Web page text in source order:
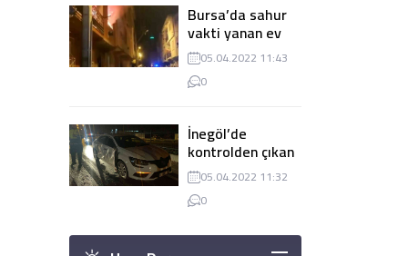
Bursa’da sahur
vakti yanan ev
panik
yaşanmasına
sebep oldu
05.04.2022 11:43
0
İnegöl’de
kontrolden çıkan
tır 2 otomobile
çarptı
05.04.2022 11:32
0